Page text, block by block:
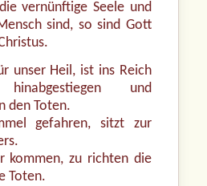
vernünftige Seele und
sind, so sind Gott
unser Heil, ist ins Reich
und
den Toten.
gefahren, sitzt zur
kommen, zu richten die
Toten.